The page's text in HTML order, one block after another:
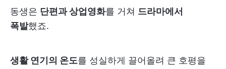
동생은 단편과 상업영화를 거쳐 드라마에서
폭발했죠.
생활 연기의 온도를 성실하게 끌어올려 큰 호평을